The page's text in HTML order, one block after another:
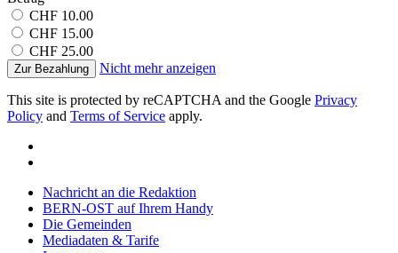
Werbung und Analysen weiter. Unsere Partner führen diese
Informationen möglicherweise mit weiteren Daten
die Sie ihnen bereitgestellt haben oder die sie im Rahmen
Ihrer Nutzung der Dienste gesammelt haben.
CHF 10.00
CHF 15.00
CHF 25.00
Zur Bezahlung Nicht mehr anzeigen
This site is protected by reCAPTCHA and the Google Privacy
Policy and Terms of Service apply.
Nachricht an die Redaktion
BERN-OST auf Ihrem Handy
Die Gemeinden
Mediadaten & Tarife